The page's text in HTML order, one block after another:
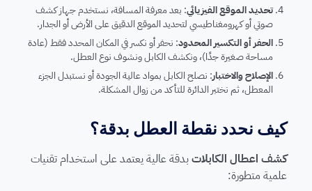
تحديد الموقع الفيزيائي: بعد معرفة المسافة، نستخدم جهاز كشف
صوتي أو كهرومغناطيسي لتحديد الموقع الدقيق على الأرض أو الجدار.
الحفر أو التكسير المحدود: نحفر أو نكسر في المكان المحدد فقط (عادة
مساحة صغيرة جدًا)، ونكشف الكابل ونشوف نوع العطل.
الإصلاح والاختبار: نصلح الكابل بمواد عالية الجودة أو نستبدل الجزء
المعطل، ثم نختبر الدائرة للتأكد من زوال المشكلة.
كيف نحدد نقطة العطل بدقة؟
كشف اعطال الكابلاتبدقة عالية يعتمد على استخدام تقنيات
علمية متطورة: